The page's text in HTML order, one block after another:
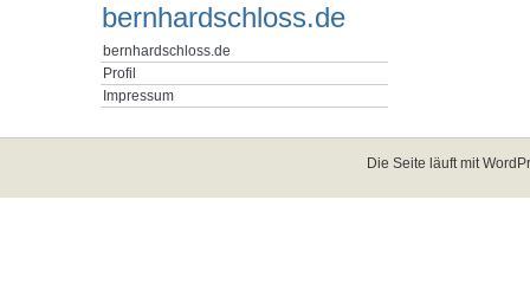
bernhardschloss.de
bernhardschloss.de
Profil
Impressum
Die Seite läuft mit